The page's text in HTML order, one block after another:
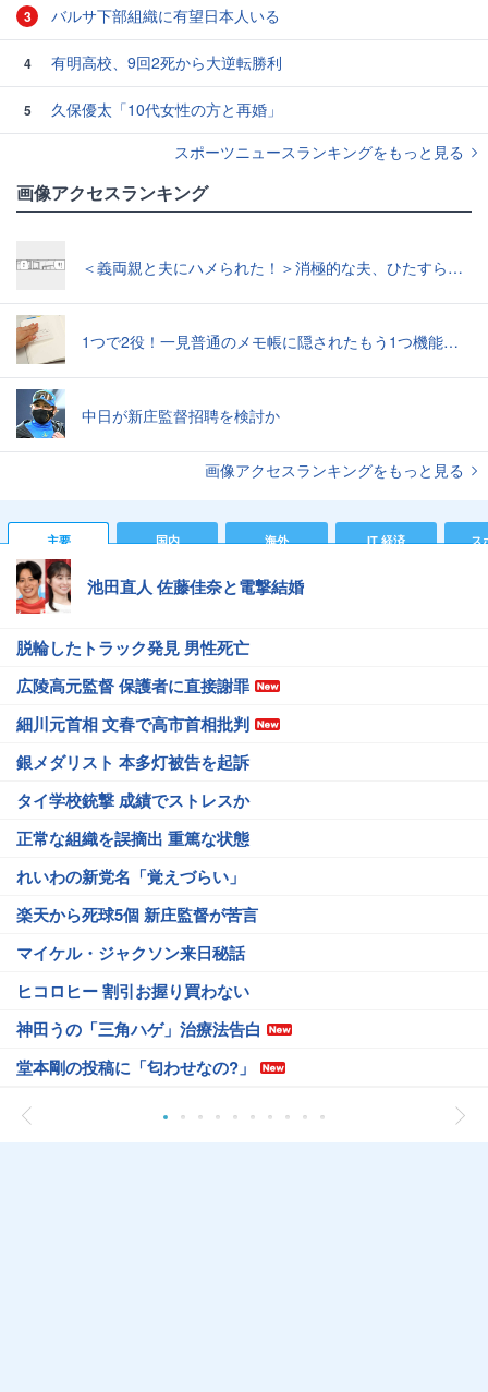
3 バルサ下部組織に有望日本人いる
4 有明高校、9回2死から大逆転勝利
5
久保優太「10代女性の方と再婚」
スポーツニュースランキングをもっと見る
画像アクセスランキング
＜義両親と夫にハメられた！＞消極的な夫、ひたすら「NO！」精神的に追い詰められ涙【第3話まんが】
1つで2役！一見普通のメモ帳に隠されたもう1つ機能とは
中日が新庄監督招聘を検討か
画像アクセスランキングをもっと見る
主要 国内 海外 IT 経済 ス
池田直人 佐藤佳奈と電撃結婚
脱輪したトラック発見 男性死亡
広陵高元監督 保護者に直接謝罪
細川元首相 文春で高市首相批判
銀メダリスト 本多灯被告を起訴
タイ学校銃撃 成績でストレスか
正常な組織を誤摘出 重篤な状態
れいわの新党名「覚えづらい」
楽天から死球5個 新庄監督が苦言
マイケル・ジャクソン来日秘話
ヒコロヒー 割引お握り買わない
神田うの「三角ハゲ」治療法告白
堂本剛の投稿に「匂わせなの?」